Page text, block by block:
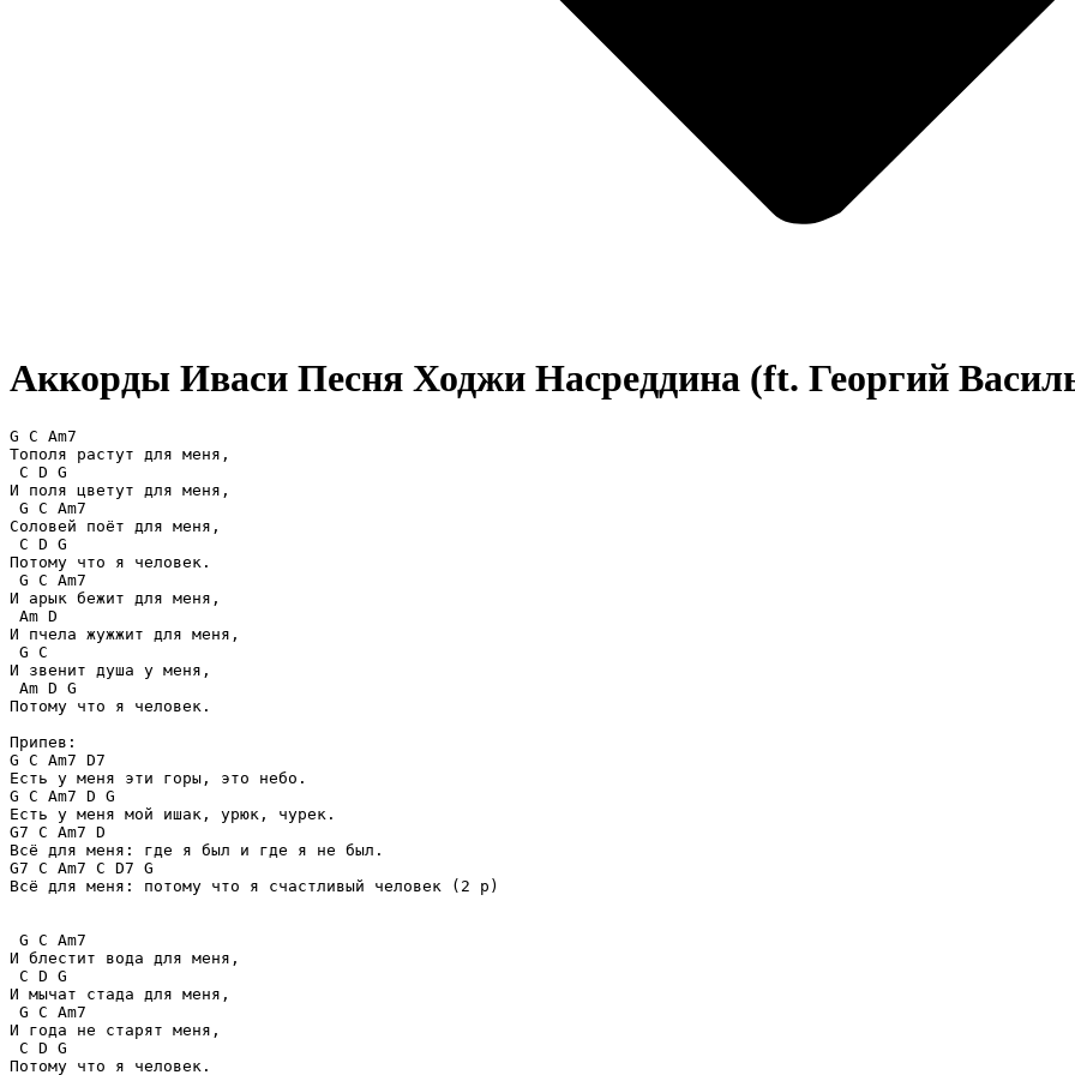
Аккорды Иваси Песня Ходжи Насреддина (ft. Георгий
G C Am7
Тополя растут для меня,
C D G
И поля цветут для меня,
G C Am7
Соловей поёт для меня,
C D G
Потому что я человек.
G C Am7
И арык бежит для меня,
Am D
И пчела жужжит для меня,
G C
И звенит душа у меня,
Am D G
Потому что я человек.
Припев:
G C Am7 D7
Есть у меня эти горы, это небо.
G C Am7 D G
Есть у меня мой ишак, урюк, чурек.
G7 C Am7 D
Всё для меня: где я был и где я не был.
G7 C Am7 C D7 G
Всё для меня: потому что я счастливый человек (2 р)
G C Am7
И блестит вода для меня,
C D G
И мычат стада для меня,
G C Am7
И года не старят меня,
C D G
Потому что я человек.